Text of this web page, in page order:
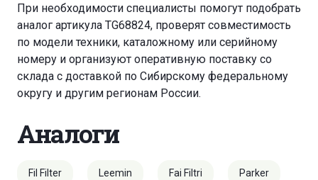
При необходимости специалисты помогут подобрать
аналог артикула TG68824, проверят совместимость
по модели техники, каталожному или серийному
номеру и организуют оперативную поставку со
склада с доставкой по Сибирскому федеральному
округу и другим регионам России.
Аналоги
Fil Filter Leemin Fai Filtri Parker